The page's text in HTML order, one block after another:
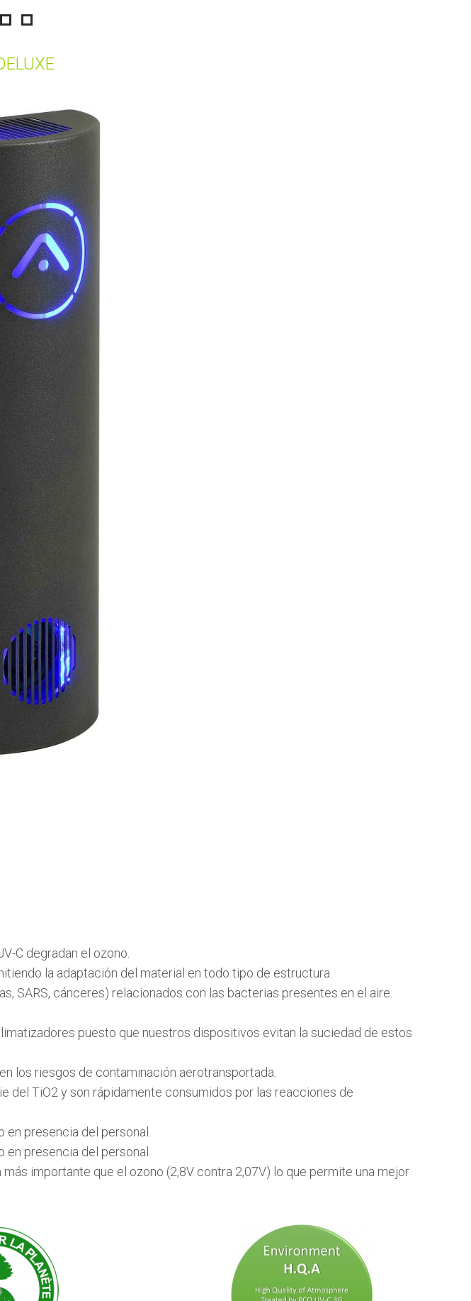
C degradan el ozono.
la adaptación del material en todo tipo de estructura.
SARS, cánceres) relacionados con las bacterias presentes en el aire.
puesto que nuestros dispositivos evitan la suciedad de estos
los riesgos de contaminación aerotransportada.
del TiO2 y son rápidamente consumidos por las reacciones de
presencia del personal.
presencia del personal.
importante que el ozono (2,8V contra 2,07V) lo que permite una mejor